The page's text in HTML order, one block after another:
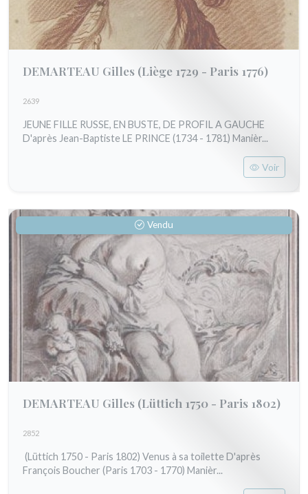
DEMARTEAU Gilles (Liège 1729 - Paris 1776)
2639
JEUNE FILLE RUSSE, EN BUSTE, DE PROFIL A GAUCHE
D'après Jean-Baptiste LE PRINCE (1734 - 1781) Manièr...
Voir
Vendu
DEMARTEAU Gilles (Lüttich 1750 - Paris 1802)
2852
(Lüttich 1750 - Paris 1802) Venus à sa toilette D'après
François Boucher (Paris 1703 - 1770) Manièr...